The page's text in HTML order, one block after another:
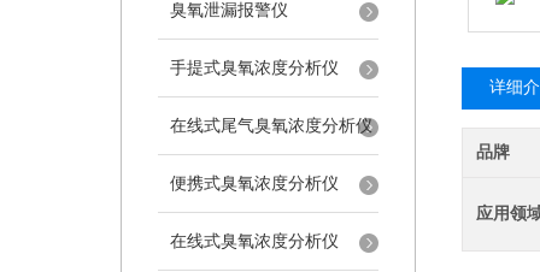
臭氧泄漏报警仪
手提式臭氧浓度分析仪
在线式尾气臭氧浓度分析仪
便携式臭氧浓度分析仪
在线式臭氧浓度分析仪
详细
品牌
应用领